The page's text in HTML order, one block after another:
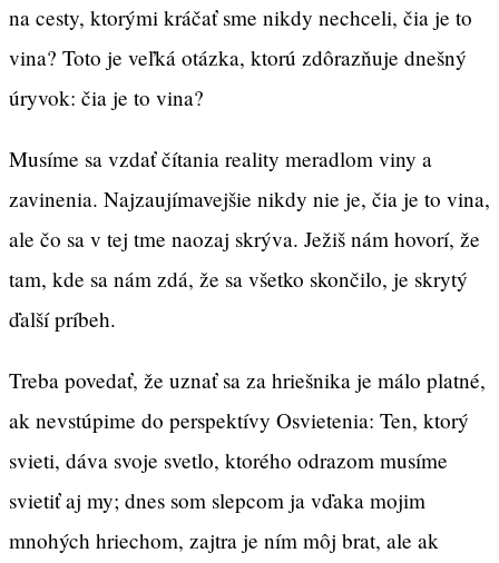
na cesty, ktorými kráčať sme nikdy nechceli, čia je to
vina? Toto je veľká otázka, ktorú zdôrazňuje dnešný
úryvok: čia je to vina?
Musíme sa vzdať čítania reality meradlom viny a
zavinenia. Najzaujímavejšie nikdy nie je, čia je to vina,
ale čo sa v tej tme naozaj skrýva. Ježiš nám hovorí, že
tam, kde sa nám zdá, že sa všetko skončilo, je skrytý
ďalší príbeh.
Treba povedať, že uznať sa za hriešnika je málo platné,
ak nevstúpime do perspektívy Osvietenia: Ten, ktorý
svieti, dáva svoje svetlo, ktorého odrazom musíme
svietiť aj my; dnes som slepcom ja vďaka mojim
mnohých hriechom, zajtra je ním môj brat, ale ak